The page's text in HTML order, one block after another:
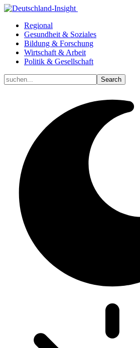
Regional
Gesundheit & Soziales
Bildung & Forschung
Wirtschaft & Arbeit
Politik & Gesellschaft